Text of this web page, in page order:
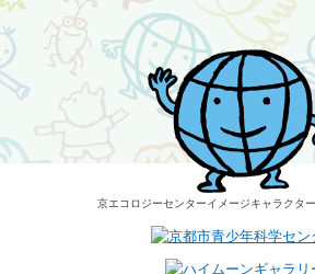
京エコロジーセンターイメージキャラクター